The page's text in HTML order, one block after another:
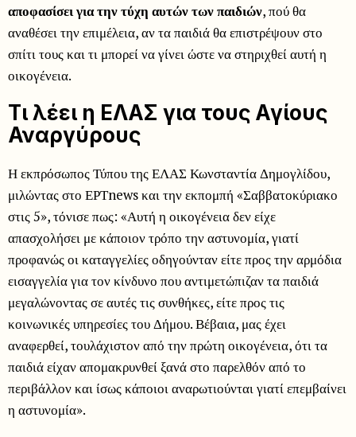
αποφασίσει για την τύχη αυτών των παιδιών, πού θα
αναθέσει την επιμέλεια, αν τα παιδιά θα επιστρέψουν στο
σπίτι τους και τι μπορεί να γίνει ώστε να στηριχθεί αυτή η
οικογένεια.
Τι λέει η ΕΛΑΣ για τους Αγίους
Αναργύρους
Η εκπρόσωπος Τύπου της ΕΛΑΣ Κωνσταντία Δημογλίδου,
μιλώντας στο ΕΡΤnews και την εκπομπή «Σαββατοκύριακο
στις 5», τόνισε πως: «Αυτή η οικογένεια δεν είχε
απασχολήσει με κάποιον τρόπο την αστυνομία, γιατί
προφανώς οι καταγγελίες οδηγούνταν είτε προς την αρμόδια
εισαγγελία για τον κίνδυνο που αντιμετώπιζαν τα παιδιά
μεγαλώνοντας σε αυτές τις συνθήκες, είτε προς τις
κοινωνικές υπηρεσίες του Δήμου. Βέβαια, μας έχει
αναφερθεί, τουλάχιστον από την πρώτη οικογένεια, ότι τα
παιδιά είχαν απομακρυνθεί ξανά στο παρελθόν από το
περιβάλλον και ίσως κάποιοι αναρωτιούνται γιατί επεμβαίνει
η αστυνομία».